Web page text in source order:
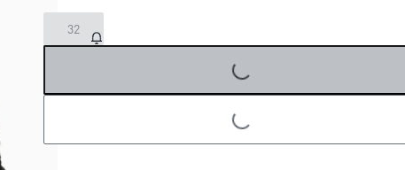
32 LOADING...
LOADING...